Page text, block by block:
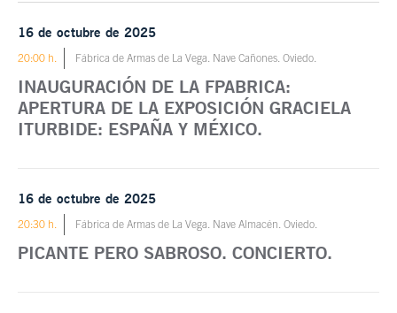
16 de octubre de 2025
20:00 h. Fábrica de Armas de La Vega. Nave Cañones. Oviedo.
INAUGURACIÓN DE LA FPABRICA:
APERTURA DE LA EXPOSICIÓN GRACIELA
ITURBIDE: ESPAÑA Y MÉXICO.
16 de octubre de 2025
20:30 h. Fábrica de Armas de La Vega. Nave Almacén. Oviedo.
PICANTE PERO SABROSO. CONCIERTO.